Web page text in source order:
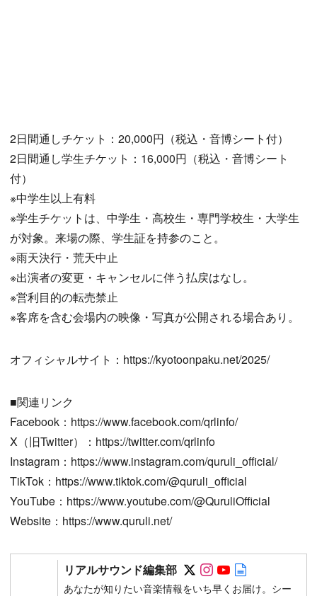
2日間通しチケット：20,000円（税込・音博シート付）
2日間通し学生チケット：16,000円（税込・音博シート
付）
※中学生以上有料
※学生チケットは、中学生・高校生・専門学校生・大学生
が対象。来場の際、学生証を持参のこと。
※雨天決行・荒天中止
※出演者の変更・キャンセルに伴う払戻はなし。
※営利目的の転売禁止
※客席を含む会場内の映像・写真が公開される場合あり。
オフィシャルサイト：https://kyotoonpaku.net/2025/
■関連リンク
Facebook：https://www.facebook.com/qrlinfo/
X（旧Twitter）：https://twitter.com/qrlinfo
Instagram：https://www.instagram.com/quruli_official/
TikTok：https://www.tiktok.com/@quruli_official
YouTube：https://www.youtube.com/@QuruliOfficial
Website：https://www.quruli.net/
リアルサウンド編集部 Follow on SNS
Follow on SNS
Follow on
あなたが知りたい音楽情報をいち早くお届け。シー